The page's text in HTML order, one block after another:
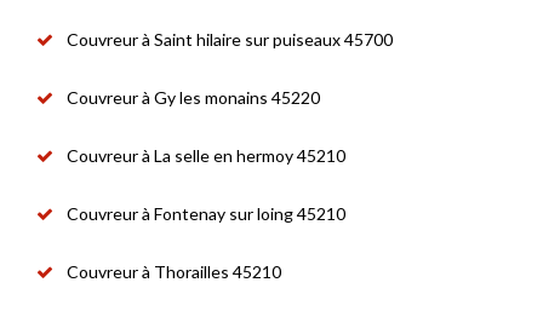
Couvreur à Saint hilaire sur puiseaux 45700
Couvreur à Gy les monains 45220
Couvreur à La selle en hermoy 45210
Couvreur à Fontenay sur loing 45210
Couvreur à Thorailles 45210